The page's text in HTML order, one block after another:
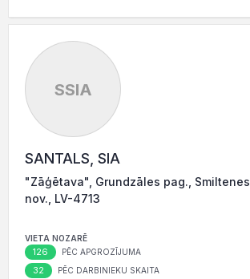
SSIA
SANTALS, SIA
"Zāģētava", Grundzāles pag., Smiltenes
nov., LV-4713
VIETA NOZARĒ
126 PĒC APGROZĪJUMA
32 PĒC DARBINIEKU SKAITA